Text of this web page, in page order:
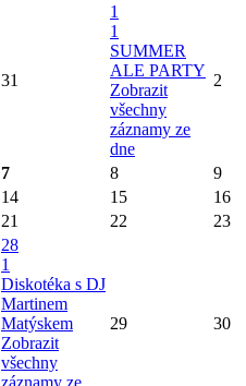
31
1
1
SUMMER
ALE PARTY
Zobrazit
všechny
záznamy ze
dne
2
7 8
9
14 15
16
21 22 23
28
1
Diskotéka s DJ
Martinem
Matýskem
Zobrazit
všechny
záznamy ze
29 30